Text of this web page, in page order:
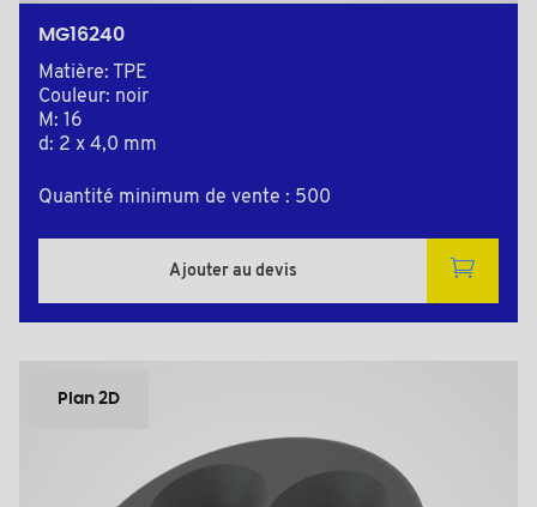
MG16240
Matière: TPE
Couleur: noir
M: 16
d: 2 x 4,0 mm
Quantité minimum de vente : 500
Ajouter au devis
Plan 2D